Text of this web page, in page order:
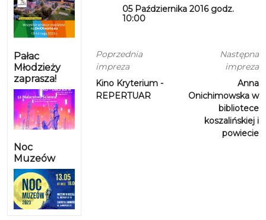
Pałac
Młodzieży
zaprasza!
Noc
Muzeów
05 Października 2016 godz.
10:00
Poprzednia
impreza
Kino Kryterium -
REPERTUAR
Następna
impreza
Anna
Onichimowska w
bibliotece
koszalińskiej i
powiecie